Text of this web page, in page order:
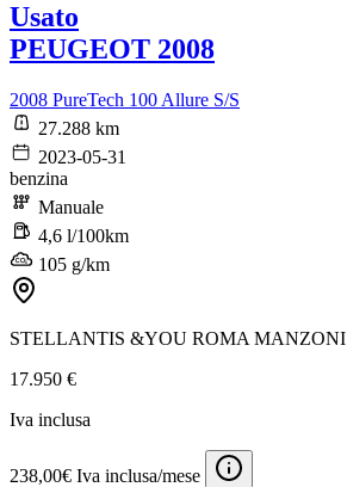
Usato
PEUGEOT 2008
2008 PureTech 100 Allure S/S
27.288 km
2023-05-31
benzina
Manuale
4,6 l/100km
105 g/km
STELLANTIS &YOU ROMA MANZONI
17.950 €
Iva inclusa
238,00€ Iva inclusa/mese